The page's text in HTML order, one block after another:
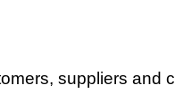
suppliers and